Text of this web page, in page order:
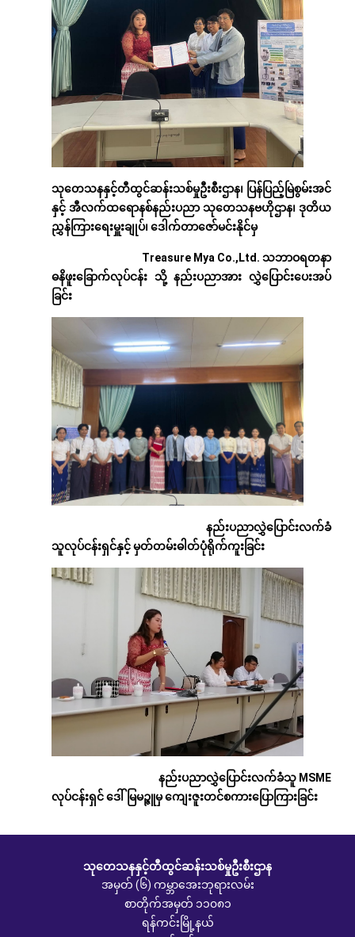
သုတေသနနှင့်တီထွင်ဆန်းသစ်မှုဦးစီးဌာန၊ ပြန်ပြည့်မြဲစွမ်းအင်
နှင့် အီလက်ထရောနစ်နည်းပညာ သုတေသနဗဟိုဌာန၊ ဒုတိယ
ညွှန်ကြားရေးမှူးချုပ်၊ ဒေါက်တာဇော်မင်းနိုင်မှ
Treasure Mya Co.,Ltd.သဘာဝရတနာ
ဓနိဖူးခြောက်လုပ်ငန်း သို့ နည်းပညာအား လွှဲပြောင်းပေးအပ်
ခြင်း
နည်းပညာလွှဲပြောင်းလက်ခံ
သူလုပ်ငန်းရှင်နှင့်မှတ်တမ်းဓါတ်ပုံရိုက်ကူးခြင်း
နည်းပညာလွှဲပြောင်းလက်ခံသူ MSME
လုပ်ငန်းရှင် ဒေါ်မြမဉ္ဇူမှ ကျေးဇူးတင်စကားပြောကြားခြင်း
သုတေသနနှင့်တီထွင်ဆန်းသစ်မှုဦးစီးဌာန
အမှတ် (၆) ကမ္ဘာအေးဘုရားလမ်း
စာတိုက်အမှတ် ၁၁၀၈၁
ရန်ကင်းမြို့နယ်